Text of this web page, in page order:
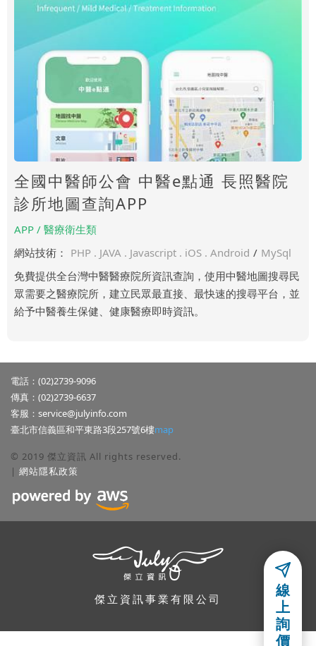
本公司關心使用者隱私權與個人資訊,並遵守本公司的網站隱私政策,使
用者若有任何問題,可以參考本公司的「網站隱私政策
」,或利用電子郵
全國中醫師公會 中醫e點通 長照醫院
診所地圖查詢APP
APP / 醫療衛生類
網站技術： PHP . JAVA . Javascript . iOS . Android / MySql
免費提供全台灣中醫醫療院所資訊查詢，使用中醫地圖搜尋民
眾需要之醫療院所，建立民眾最直接、最快速的搜尋平台，並
給予中醫養生保健、健康醫療即時資訊。
傑立資訊事業有限公司
電話：(02)2739-9096
傳真：(02)2739-6637
客服： service@julyinfo.com
臺北市信義區和平東路3段257號6樓map
© 2019 傑立資訊 All rights reserved.
| 網站隱私政策
線
上
詢
價